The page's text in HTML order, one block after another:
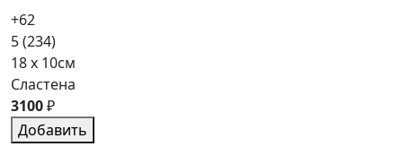
+62
5(234)
18 x 10см
Сластена
3100₽
Добавить